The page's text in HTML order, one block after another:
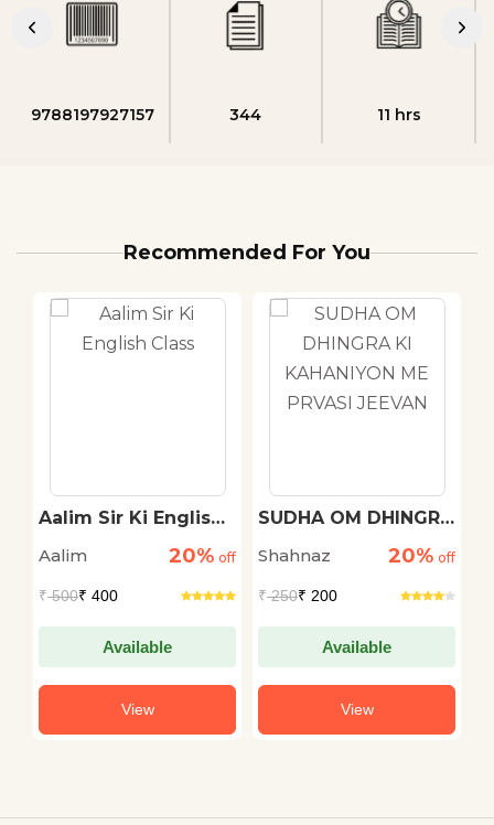
9788197927157 344 11 hrs
Recommended For You
Aalim Sir Ki English
Aalim
20% off
₹500₹ 400
Available
View
SUDHA OM DHINGRA
PRVASI JEEVAN
Shahnaz 20% off
₹250₹ 200
Available
View